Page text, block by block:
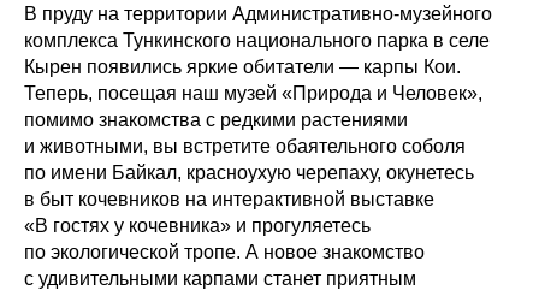
В пруду на территории Административно-музейного
комплекса Тункинского национального парка в селе
Кырен появились яркие обитатели — карпы Кои.
Теперь, посещая наш музей «Природа и Человек»,
помимо знакомства с редкими растениями
и животными, вы встретите обаятельного соболя
по имени Байкал, красноухую черепаху, окунетесь
в быт кочевников на интерактивной выставке
«В гостях у кочевника» и прогуляетесь
по экологической тропе. А новое знакомство
с удивительными карпами станет приятным